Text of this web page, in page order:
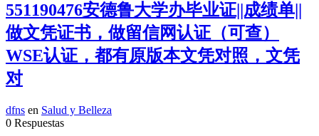
551190476安德鲁大学办毕业证||成绩单||
做文凭证书，做留信网认证（可查）
WSE认证，都有原版本文凭对照，文凭
对
dfns en Salud y Belleza
0 Respuestas